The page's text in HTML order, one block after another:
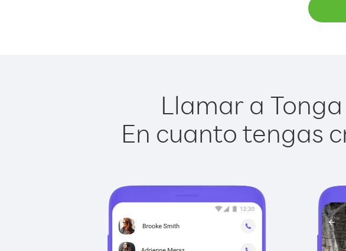
Llamar a
En cuanto tengas